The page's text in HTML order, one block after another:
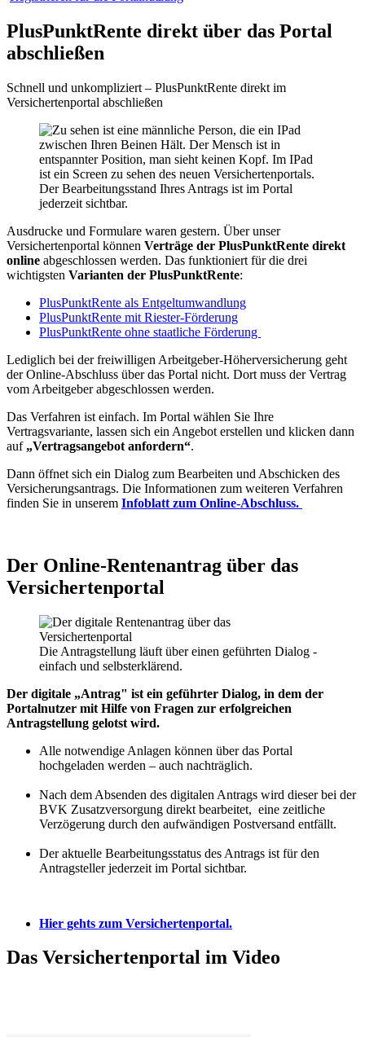
PlusPunktRente direkt über das Portal
abschließen
Schnell und unkompliziert – PlusPunktRente direkt im
Versichertenportal abschließen
Der Bearbeitungsstand Ihres Antrags ist im Portal
jederzeit sichtbar.
Ausdrucke und Formulare waren gestern. Über unser
Versichertenportal können Verträge der PlusPunktRente direkt
online abgeschlossen werden. Das funktioniert für die drei
wichtigsten Varianten der PlusPunktRente:
PlusPunktRente als Entgeltumwandlung
PlusPunktRente mit Riester-Förderung
PlusPunktRente ohne staatliche Förderung
Lediglich bei der freiwilligen Arbeitgeber-Höherversicherung geht
der Online-Abschluss über das Portal nicht. Dort muss der Vertrag
vom Arbeitgeber abgeschlossen werden.
Das Verfahren ist einfach. Im Portal wählen Sie Ihre
Vertragsvariante, lassen sich ein Angebot erstellen und klicken dann
auf „Vertragsangebot anfordern“.
Dann öffnet sich ein Dialog zum Bearbeiten und Abschicken des
Versicherungsantrags. Die Informationen zum weiteren Verfahren
finden Sie in unserem Infoblatt zum Online-Abschluss.
Der Online-Rentenantrag über das
Versichertenportal
Die Antragstellung läuft über einen geführten Dialog -
einfach und selbsterklärend.
Der digitale „Antrag" ist ein geführter Dialog, in dem der
Portalnutzer mit Hilfe von Fragen zur erfolgreichen
Antragstellung gelotst wird.
Alle notwendige Anlagen können über das Portal
hochgeladen werden – auch nachträglich.
Nach dem Absenden des digitalen Antrags wird dieser bei der
BVK Zusatzversorgung direkt bearbeitet, eine zeitliche
Verzögerung durch den aufwändigen Postversand entfällt.
Der aktuelle Bearbeitungsstatus des Antrags ist für den
Antragsteller jederzeit im Portal sichtbar.
Hier gehts zum Versichertenportal.
Das Versichertenportal im Video